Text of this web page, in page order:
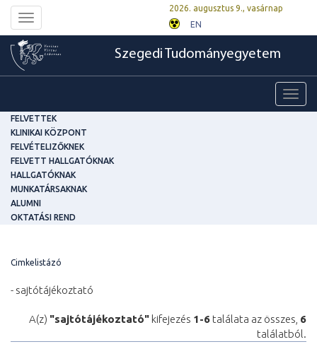
Toggle
navigation
2026. augusztus 9., vasárnap
EN
Szegedi Tudományegyetem
FELVETTEK
KLINIKAI KÖZPONT
FELVÉTELIZŐKNEK
FELVETT HALLGATÓKNAK
HALLGATÓKNAK
MUNKATÁRSAKNAK
ALUMNI
OKTATÁSI REND
Cimkelistázó
- sajtótájékoztató
A(z) "sajtótájékoztató" kifejezés 1-6 találata az összes, 6
találatból.